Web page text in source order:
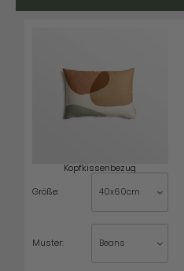
Kopfkissenbezug
Größe:
Muster: